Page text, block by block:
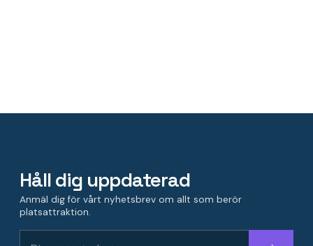
Håll dig uppdaterad
Anmäl dig för vårt nyhetsbrev om allt som berör
platsattraktion.